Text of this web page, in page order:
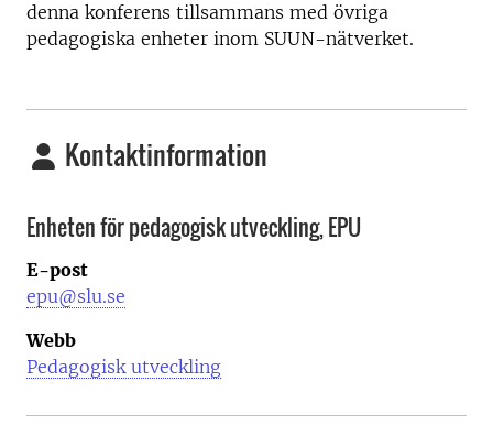
denna konferens tillsammans med övriga
pedagogiska enheter inom SUUN-nätverket.
Kontaktinformation
Enheten för pedagogisk utveckling, EPU
E-post
epu@slu.se
Webb
Pedagogisk utveckling